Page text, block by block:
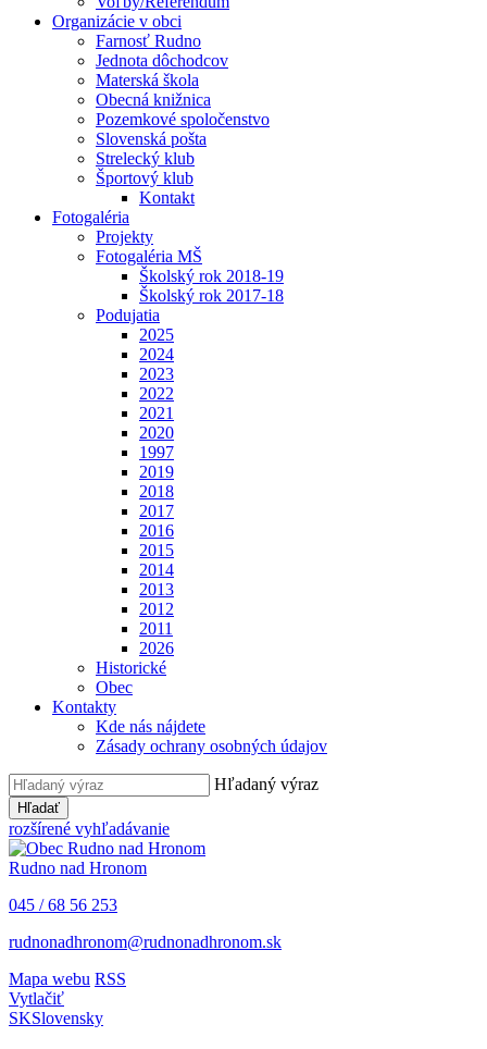
Organizácie v obci
Farnosť Rudno
Jednota dôchodcov
Materská škola
Obecná knižnica
Pozemkové spoločenstvo
Slovenská pošta
Strelecký klub
Športový klub
Kontakt
Fotogaléria
Projekty
Fotogaléria MŠ
Školský rok 2018-19
Školský rok 2017-18
Podujatia
2025
2024
2023
2022
2021
2020
1997
2019
2018
2017
2016
2015
2014
2013
2012
2011
2026
Historické
Obec
Kontakty
Kde nás nájdete
Zásady ochrany osobných údajov
Hľadaný výraz
Hľadať
rozšírené vyhľadávanie
Rudno nad Hronom
045 / 68 56 253
rudnonadhronom@rudnonadhronom.sk
Mapa webu RSS
Vytlačiť
SKSlovensky